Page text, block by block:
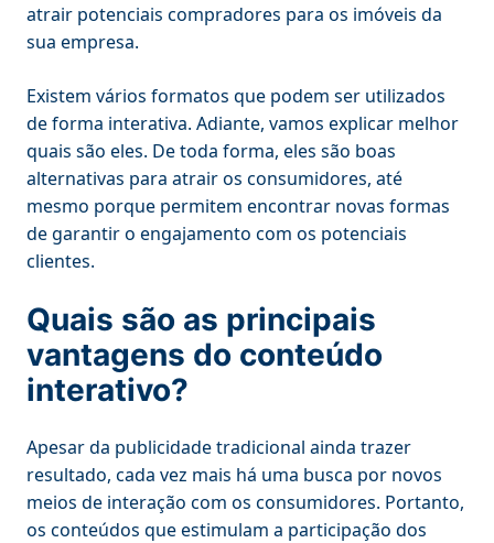
atrair potenciais compradores para os imóveis da
sua empresa.
Existem vários formatos que podem ser utilizados
de forma interativa. Adiante, vamos explicar melhor
quais são eles. De toda forma, eles são boas
alternativas para atrair os consumidores, até
mesmo porque permitem encontrar novas formas
de garantir o engajamento com os potenciais
clientes.
Quais são as principais
vantagens do conteúdo
interativo?
Apesar da publicidade tradicional ainda trazer
resultado, cada vez mais há uma busca por novos
meios de interação com os consumidores. Portanto,
os conteúdos que estimulam a participação dos